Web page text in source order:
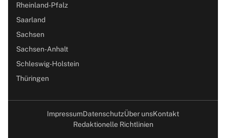
Rheinland-Pfalz
Saarland
Sachsen
Sachsen-Anhalt
Schleswig-Holstein
Thüringen
ImpressumDatenschutzÜber unsKontakt
Redaktionelle Richtlinien